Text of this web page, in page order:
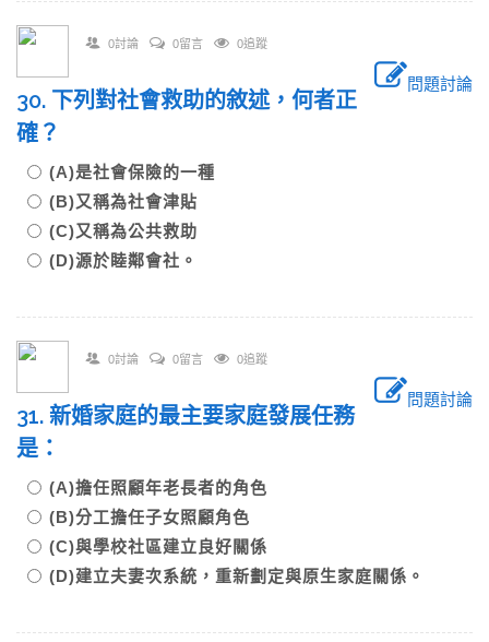
0討論 0留言 0追蹤
問題討論
30. 下列對社會救助的敘述，何者正
確？
(A)是社會保險的一種
(B)又稱為社會津貼
(C)又稱為公共救助
(D)源於睦鄰會社。
0討論 0留言 0追蹤
問題討論
31. 新婚家庭的最主要家庭發展任務
是：
(A)擔任照顧年老長者的角色
(B)分工擔任子女照顧角色
(C)與學校社區建立良好關係
(D)建立夫妻次系統，重新劃定與原生家庭關係。